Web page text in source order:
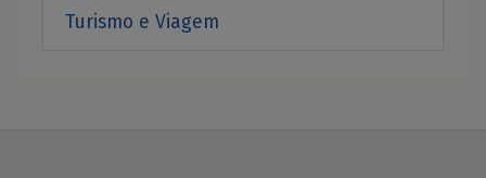
Turismo e Viagem